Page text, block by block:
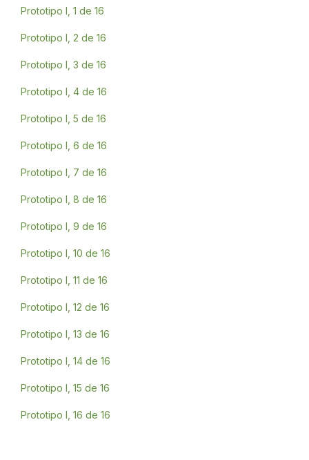
Prototipo I, 1 de 16
Prototipo I, 2 de 16
Prototipo I, 3 de 16
Prototipo I, 4 de 16
Prototipo I, 5 de 16
Prototipo I, 6 de 16
Prototipo I, 7 de 16
Prototipo I, 8 de 16
Prototipo I, 9 de 16
Prototipo I, 10 de 16
Prototipo I, 11 de 16
Prototipo I, 12 de 16
Prototipo I, 13 de 16
Prototipo I, 14 de 16
Prototipo I, 15 de 16
Prototipo I, 16 de 16